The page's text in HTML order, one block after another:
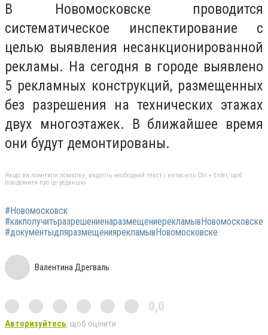
В Новомосковске проводится
систематическое инспектирование с
целью выявления несанкционированной
рекламы. На сегодня в городе выявлено
5 рекламных конструкций, размещенных
без разрешения на технических этажах
двух многоэтажек. В ближайшее время
они будут демонтированы.
Якщо ви помітили помилку, виділіть необхідний текст і натисніть Ctrl + Enter, щоб
повідомити про це редакцію
#Новомосковск
#какполучитьразрешениенаразмещениерекламывНовомосковске
#документыдляразмещениярекламывНовомосковске
Валентина Дрегваль
0,0
Авторизуйтесь, щоб оцінити